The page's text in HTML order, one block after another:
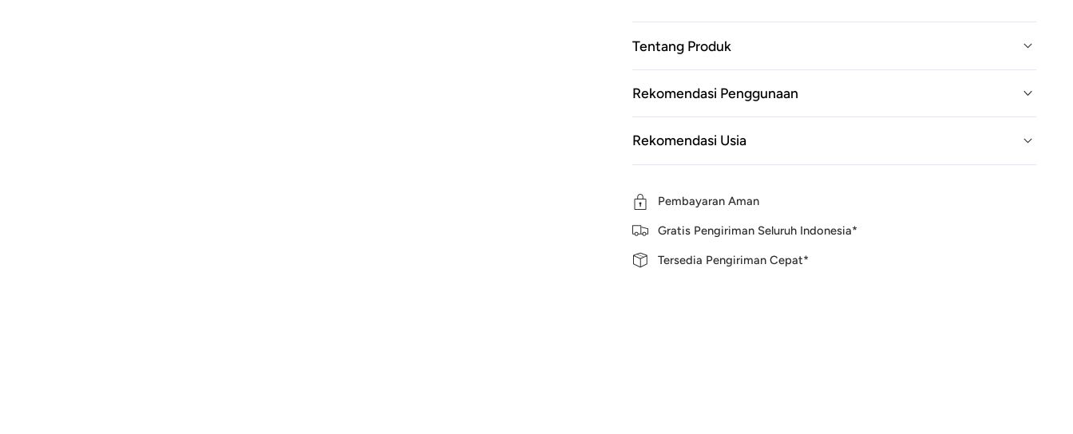
Tentang Produk
Rekomendasi Penggunaan
Rekomendasi Usia
Pembayaran Aman
Gratis Pengiriman Seluruh Indonesia*
Tersedia Pengiriman Cepat*